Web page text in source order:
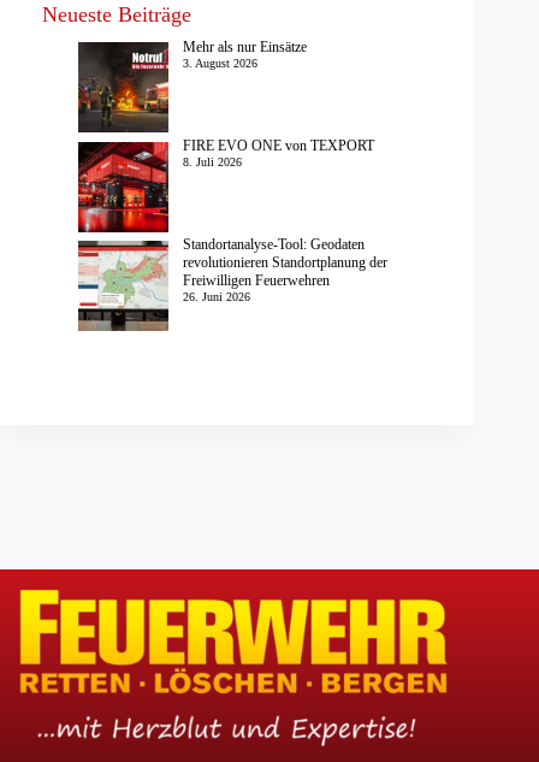
Neueste Beiträge
Mehr als nur Einsätze
3. August 2026
FIRE EVO ONE von TEXPORT
8. Juli 2026
Standortanalyse-Tool: Geodaten
revolutionieren Standortplanung der
Freiwilligen Feuerwehren
26. Juni 2026